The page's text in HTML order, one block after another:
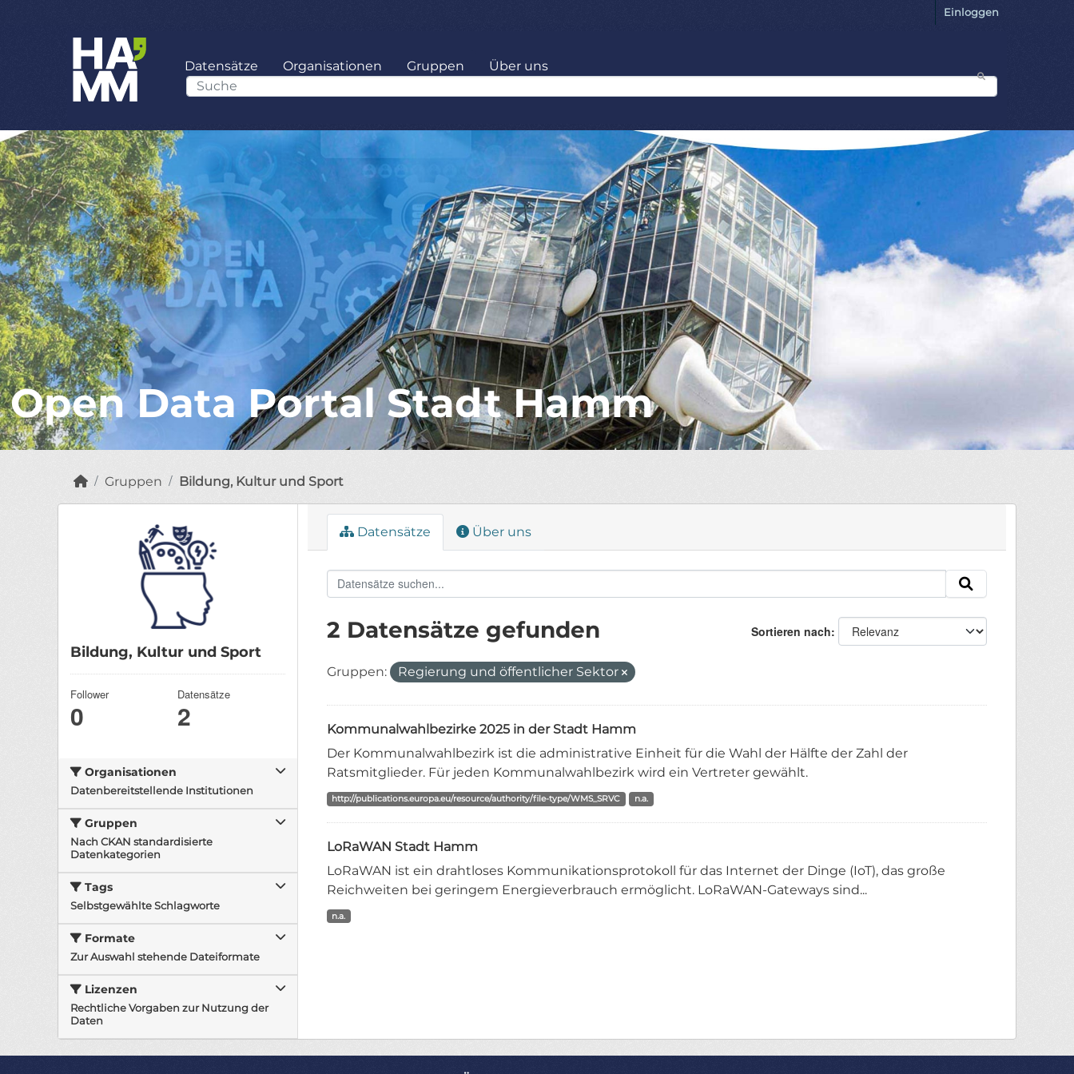
Einloggen
Datensätze Organisationen Gruppen Über uns
Open Data Portal Stadt Hamm
Gruppen Bildung, Kultur und Sport
Bildung, Kultur und Sport
Follower
0
Datensätze
2
Organisationen
Datenbereitstellende Institutionen
Gruppen
Nach CKAN standardisierte
Datenkategorien
Tags
Selbstgewählte Schlagworte
Formate
Zur Auswahl stehende Dateiformate
Lizenzen
Rechtliche Vorgaben zur Nutzung der
Daten
Datensätze Über uns
Sortieren nach
2 Datensätze gefunden
Gruppen: Regierung und öffentlicher Sektor
Kommunalwahlbezirke 2025 in der Stadt Hamm
Der Kommunalwahlbezirk ist die administrative Einheit für die Wahl der Hälfte der Zahl der
Ratsmitglieder. Für jeden Kommunalwahlbezirk wird ein Vertreter gewählt.
http://publications.europa.eu/resource/authority/file-type/WMS_SRVC n.a.
LoRaWAN Stadt Hamm
LoRaWAN ist ein drahtloses Kommunikationsprotokoll für das Internet der Dinge (IoT), das große
Reichweiten bei geringem Energieverbrauch ermöglicht. LoRaWAN-Gateways sind...
n.a.